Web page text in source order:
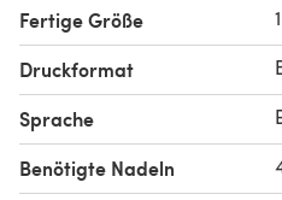
Fertige Größe
Druckformat
Sprache
Benötigte Nadeln